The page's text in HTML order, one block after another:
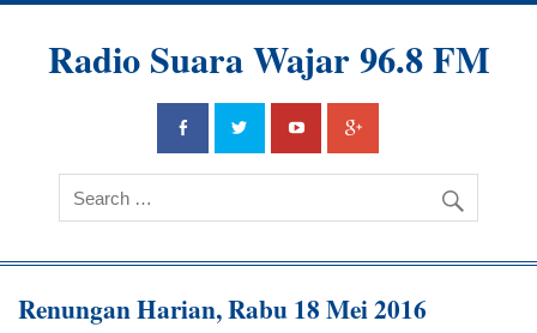
Radio Suara Wajar 96.8 FM
Renungan Harian, Rabu 18 Mei 2016